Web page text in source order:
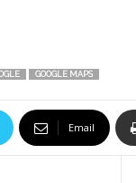
GOOGLE MAPS
Email